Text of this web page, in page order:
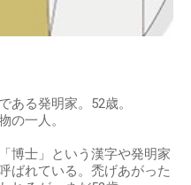
ある発明家。52歳。
の一人。
博士」という漢字や発明家
ばれている。禿げあがった